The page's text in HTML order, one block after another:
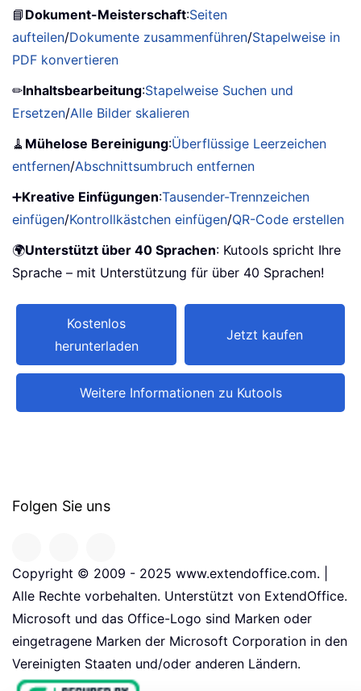
📘 Dokument-Meisterschaft:Seiten
aufteilen/Dokumente zusammenführen/Stapelweise in
PDF konvertieren
✏Inhaltsbearbeitung:Stapelweise Suchen und
Ersetzen/Alle Bilder skalieren
🧹 Mühelose Bereinigung:Überflüssige Leerzeichen
entfernen/Abschnittsumbruch entfernen
➕Kreative Einfügungen:Tausender-Trennzeichen
einfügen/Kontrollkästchen einfügen/QR-Code erstellen
🌍Unterstützt über 40 Sprachen: Kutools spricht Ihre
Sprache – mit Unterstützung für über 40 Sprachen!
Kostenlos
herunterladen
Jetzt kaufen
Weitere Informationen zu Kutools
Folgen Sie uns
Copyright © 2009 - 2025 www.extendoffice.com. |
Alle Rechte vorbehalten. Unterstützt von ExtendOffice.
Microsoft und das Office-Logo sind Marken oder
eingetragene Marken der Microsoft Corporation in den
Vereinigten Staaten und/oder anderen Ländern.